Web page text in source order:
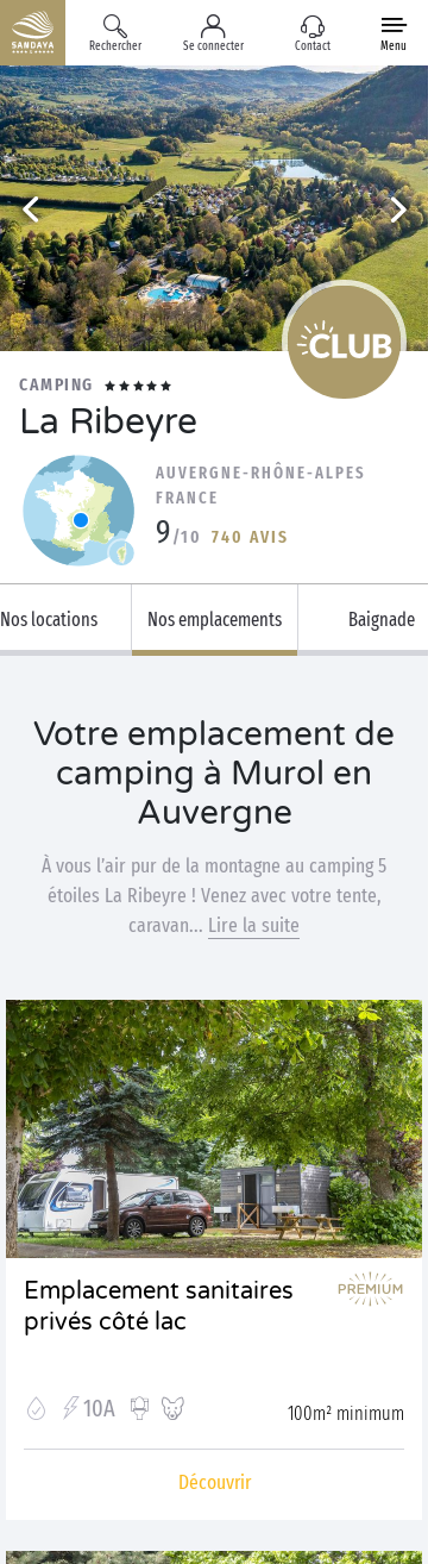
Rechercher Se connecter Contact Menu
CAMPING
La Ribeyre
AUVERGNE-RHÔNE-ALPES
FRANCE
9/10 740 AVIS
Nos locations Nos emplacements Baignade
Votre emplacement de
camping à Murol en
Auvergne
À vous l’air pur de la montagne au camping 5
étoiles La Ribeyre ! Venez avec votre tente,
caravan... Lire la suite
Emplacement sanitaires
privés côté lac
10A 100m² minimum
Découvrir